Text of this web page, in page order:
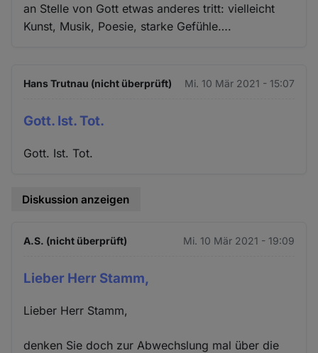
an Stelle von Gott etwas anderes tritt: vielleicht
Kunst, Musik, Poesie, starke Gefühle….
Hans Trutnau (nicht überprüft) Mi. 10 Mär 2021 - 15:07
Gott. Ist. Tot.
Gott. Ist. Tot.
Diskussion anzeigen
A.S. (nicht überprüft) Mi. 10 Mär 2021 - 19:09
Lieber Herr Stamm,
Lieber Herr Stamm,
denken Sie doch zur Abwechslung mal über die